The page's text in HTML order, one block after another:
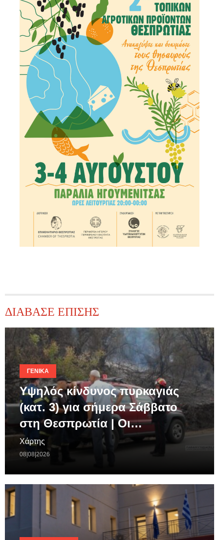
ΔΙΑΒΑΣΕ ΕΠΙΣΗΣ
ΓΕΝΙΚΆ
Υψηλός κίνδυνος πυρκαγιάς
(κατ. 3) για σήμερα Σάββατο
στη Θεσπρωτία | Οι…
Χάρτης
08|08|2026